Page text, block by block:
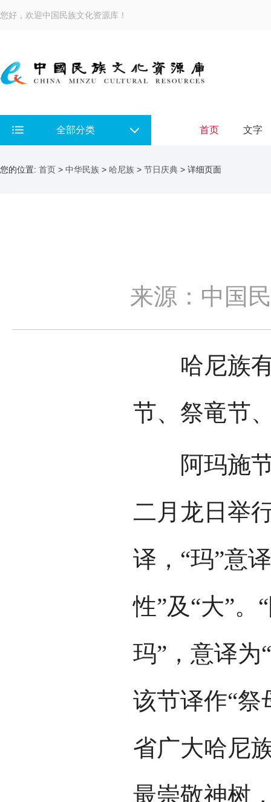
您好，欢迎中国民族文化资源库！
全部分类 首页 文字
您的位置: 首页 > 中华民族 > 哈尼族 > 节日庆典 > 详细页面
来源：中国
哈尼族有
节、祭竜节
阿玛施节
二月龙日举
译，“玛”意
性”及“大”。
玛”，意译为
该节译作“祭
省广大哈尼
最崇敬神树